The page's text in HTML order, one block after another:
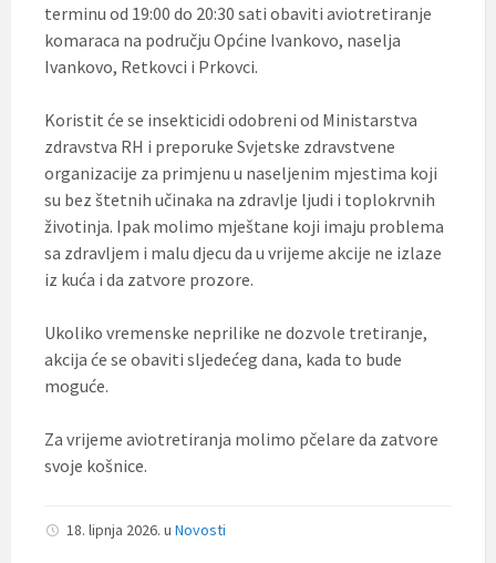
terminu od 19:00 do 20:30 sati obaviti aviotretiranje
komaraca na području Općine Ivankovo, naselja
Ivankovo, Retkovci i Prkovci.
Koristit će se insekticidi odobreni od Ministarstva
zdravstva RH i preporuke Svjetske zdravstvene
organizacije za primjenu u naseljenim mjestima koji
su bez štetnih učinaka na zdravlje ljudi i toplokrvnih
životinja. Ipak molimo mještane koji imaju problema
sa zdravljem i malu djecu da u vrijeme akcije ne izlaze
iz kuća i da zatvore prozore.
Ukoliko vremenske neprilike ne dozvole tretiranje,
akcija će se obaviti sljedećeg dana, kada to bude
moguće.
Za vrijeme aviotretiranja molimo pčelare da zatvore
svoje košnice.
18. lipnja 2026. u Novosti